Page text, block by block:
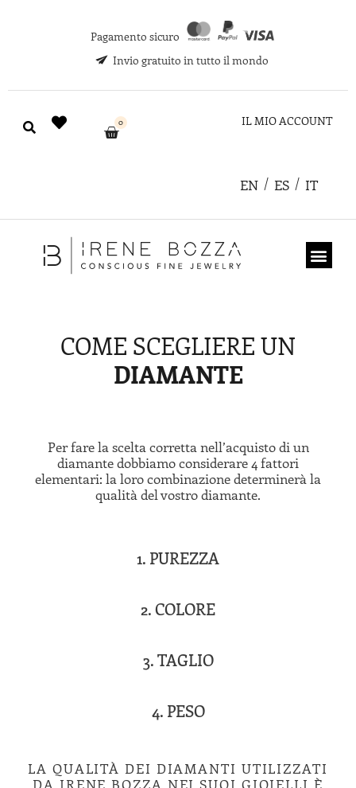
Pagamento sicuro
Invio gratuito in tutto il mondo
0 IL MIO ACCOUNT
EN ES IT
COME SCEGLIERE UN
DIAMANTE
Per fare la scelta corretta nell’acquisto di un
diamante dobbiamo considerare 4 fattori
elementari: la loro combinazione determinerà la
qualità del vostro diamante.
1. PUREZZA
2. COLORE
3. TAGLIO
4. PESO
LA QUALITÀ DEI DIAMANTI UTILIZZATI
DA IRENE BOZZA NEI SUOI GIOIELLI È